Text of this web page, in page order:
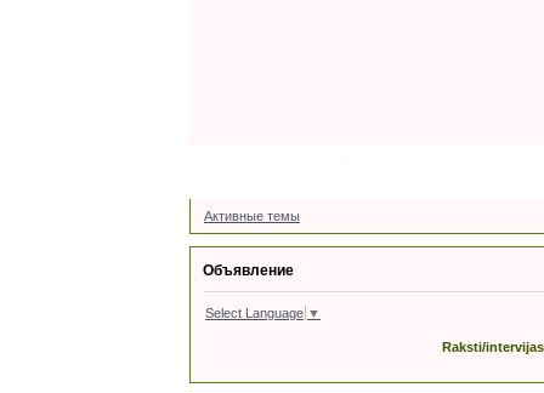
Активные темы
Объявление
Select Language ▼
Raksti/